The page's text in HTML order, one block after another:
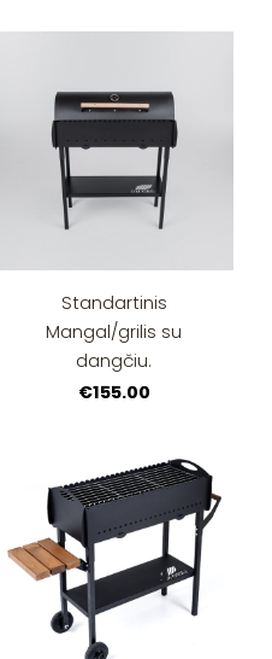
Standartinis
Mangal/grilis su
dangčiu.
€155.00